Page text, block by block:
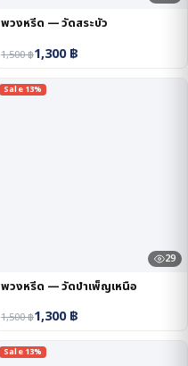
พวงหรีด — วัดสระบัว
1,500฿1,300฿
Sale 13%
29
พวงหรีด — วัดบำเพ็ญเหนือ
1,500฿1,300฿
Sale 13%